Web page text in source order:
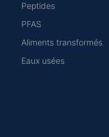
Peptides
PFAS
Aliments transformés
Eaux usées